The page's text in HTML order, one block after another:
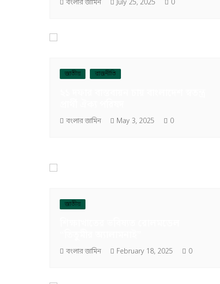
বংলার জামিন July 25, 2025 0
জাতীয় রাজনীতি
বংলার জামিন May 3, 2025 0
জাতীয়
বংলার জামিন February 18, 2025 0